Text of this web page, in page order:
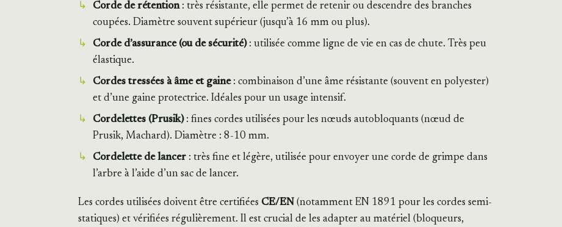
Corde de rétention: très résistante, elle permet de retenir ou descendre des branches
coupées. Diamètre souvent supérieur (jusqu’à 16 mm ou plus).
Corde d’assurance (ou de sécurité): utilisée comme ligne de vie en cas de chute. Très peu
élastique.
Cordes tressées à âme et gaine: combinaison d’une âme résistante (souvent en polyester)
et d’une gaine protectrice. Idéales pour un usage intensif.
Cordelettes (Prusik): fines cordes utilisées pour les nœuds autobloquants (nœud de
Prusik, Machard). Diamètre : 8-10 mm.
Cordelette de lancer : très fine et légère, utilisée pour envoyer une corde de grimpe dans
l’arbre à l’aide d’un sac de lancer.
Les cordes utilisées doivent être certifiées CE/EN (notamment EN 1891 pour les cordes semi-
statiques) et vérifiées régulièrement. Il est crucial de les adapter au matériel (bloqueurs,